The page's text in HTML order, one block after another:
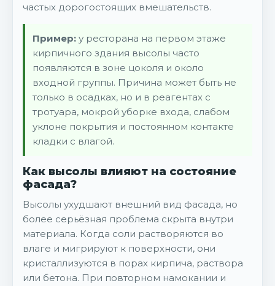
частых дорогостоящих вмешательств.
Пример: у ресторана на первом этаже
кирпичного здания высолы часто
появляются в зоне цоколя и около
входной группы. Причина может быть не
только в осадках, но и в реагентах с
тротуара, мокрой уборке входа, слабом
уклоне покрытия и постоянном контакте
кладки с влагой.
Как высолы влияют на состояние
фасада?
Высолы ухудшают внешний вид фасада, но
более серьёзная проблема скрыта внутри
материала. Когда соли растворяются во
влаге и мигрируют к поверхности, они
кристаллизуются в порах кирпича, раствора
или бетона. При повторном намокании и